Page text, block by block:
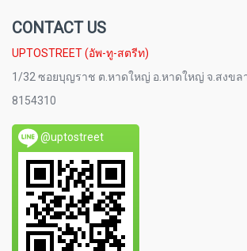
CONTACT US
UPTOSTREET (อัพ-ทู-สตรีท)
1/32 ซอยบุญราช ต.หาดใหญ่ อ.หาดใหญ่ จ.สงขลา
8154310
@uptostreet